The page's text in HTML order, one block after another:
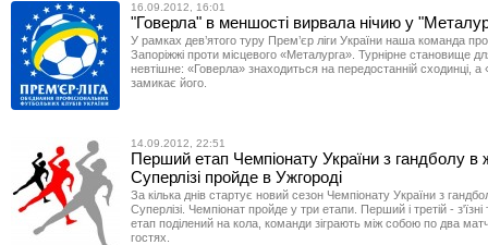
16.09.2012, 16:01
"Говерла" в меншості вирвала нічию у
У рамках дев’ятого туру Прем’єр ліги України наша команда
Запоріжжі проти місцевого «Металурга». Турнірне становище
невтішне: «Говерла» знаходиться на передостанній сходинці, а
замикає його.
14.09.2012, 22:51
Перший етап Чемпіонату України з гандболу в
Суперлізі пройде в Ужгороді
За кілька днів стартує новий сезон Чемпіонату України з
Суперлізі. Чемпіонат пройде у три етапи. Перший і третій -
етап поділений на кола, команди зіграють між собою по два
гостях.